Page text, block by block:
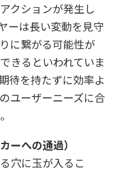
クションが発生し
ーは長い変動を見守
に繋がる可能性が
きるといわれていま
待を持たずに効率よ
ユーザーニーズに合
ーへの通過）
穴に玉が入るこ